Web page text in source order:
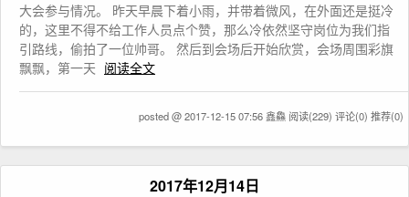
大会参与情况。 昨天早晨下着小雨，并带着微风，在外面还是挺冷
的，这里不得不给工作人员点个赞，那么冷依然坚守岗位为我们指
引路线，偷拍了一位帅哥。 然后到会场后开始欣赏，会场周围彩旗
飘飘，第一天 阅读全文
posted @ 2017-12-15 07:56 鑫鱻 阅读(229) 评论(0) 推荐(0)
2017年12月14日